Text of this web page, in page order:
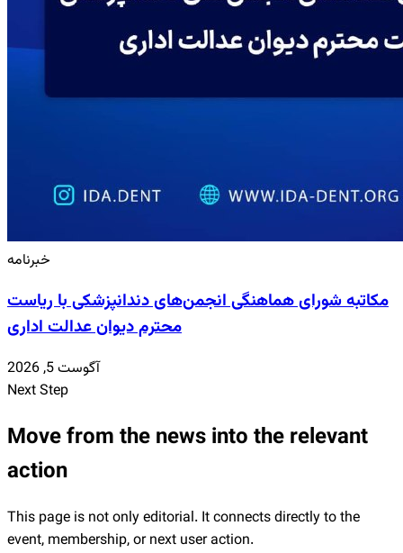
خبرنامه
مکاتبه شورای هماهنگی انجمن‌های دندانپزشکی با ریاست
محترم دیوان عدالت اداری
آگوست 5, 2026
Next Step
Move from the news into the relevant
action
This page is not only editorial. It connects directly to the
event, membership, or next user action.